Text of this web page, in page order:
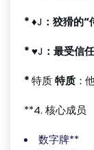
*♦J ：狡猾的“
*♥J ：最受信
*特质特质 ：
**4. 核心成员
数字牌**